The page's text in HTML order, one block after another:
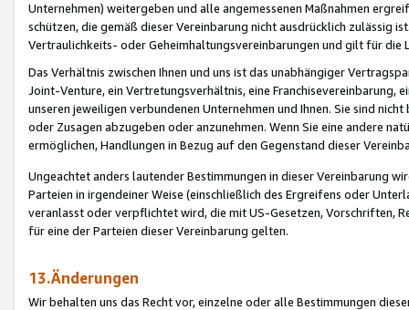
Unternehmen) weitergeben und alle angemessenen Maßnahmen
schützen, die gemäß dieser Vereinbarung nicht ausdrücklich zulässig
Vertraulichkeits- oder Geheimhaltungsvereinbarungen und gilt für die
Das Verhältnis zwischen Ihnen und uns ist das unabhängiger
Joint-Venture, ein Vertretungsverhältnis, eine Franchisevereinbarung,
unseren jeweiligen verbundenen Unternehmen und Ihnen. Sie sind
oder Zusagen abzugeben oder anzunehmen. Wenn Sie eine andere
ermöglichen, Handlungen in Bezug auf den Gegenstand dieser
Ungeachtet anders lautender Bestimmungen in dieser Vereinbarung
Parteien in irgendeiner Weise (einschließlich des Ergreifens oder
veranlasst oder verpflichtet wird, die mit US-Gesetzen, Vorschriften,
für eine der Parteien dieser Vereinbarung gelten.
13.Änderungen
Wir behalten uns das Recht vor, einzelne oder alle Bestimmungen